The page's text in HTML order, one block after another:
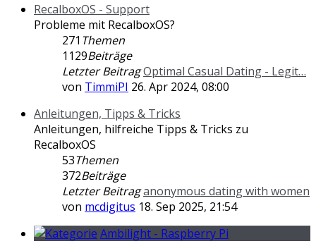
RecalboxOS - Support
Probleme mit RecalboxOS?
271 Themen
1129Beiträge
Letzter BeitragOptimal Сasual Dating - Legit…
von TimmiPI 26. Apr 2024, 08:00
Anleitungen, Tipps & Tricks
Anleitungen, hilfreiche Tipps & Tricks zu
RecalboxOS
53Themen
372Beiträge
Letzter Beitraganonymous dating with women
von mcdigitus 18. Sep 2025, 21:54
Ambilight - Raspberry Pi